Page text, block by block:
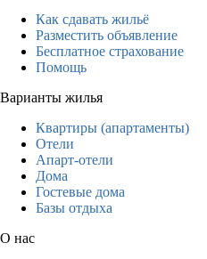
Как сдавать жильё
Разместить объявление
Бесплатное страхование
Помощь
Варианты жилья
Квартиры (апартаменты)
Отели
Апарт-отели
Дома
Гостевые дома
Базы отдыха
О нас